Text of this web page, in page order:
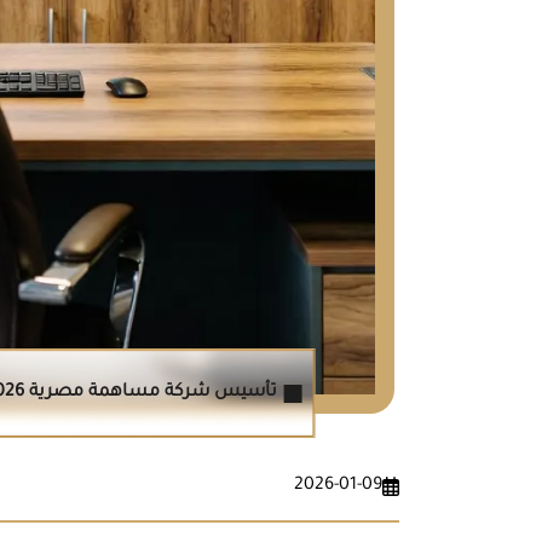
تأسيس شركة مساهمة مصرية 2026
2026-01-09